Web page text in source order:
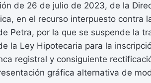
de 26 de julio de 2023, de la
en el recurso interpuesto contra
Petra, por la que se suspende la
la Ley Hipotecaria para la
registral y consiguiente
gráfica alternativa de